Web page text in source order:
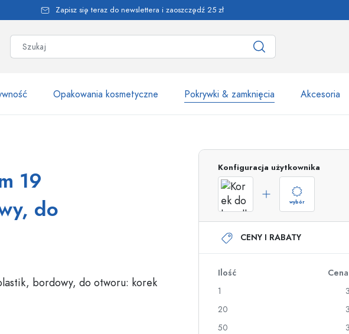
Zapisz się teraz do newslettera i zaoszczędź 25 zł
Opakowania kosmetyczne Pokrywki & zamknięcia Akcesoria
Dozowniki airless
Butelki roll-on
Butelki z nadrukiem
Butelki na gin
19
do
Konfiguracja użytkownika
wybór
CENY I RABATY
Ilość
1
20
50